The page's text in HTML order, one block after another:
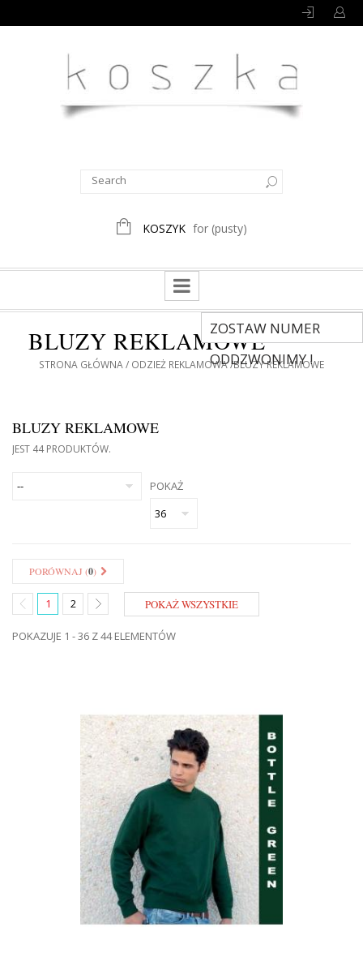
KOSZYK for (pusty)
ZOSTAW NUMER
ODDZWONIMY !
BLUZY REKLAMOWE
STRONA GŁÓWNA ODZIEŻ REKLAMOWA BLUZY REKLAMOWE
BLUZY REKLAMOWE
JEST 44 PRODUKTÓW.
POKAŻ
PORÓWNAJ (0)
POKAŻ WSZYSTKIE
1 2
POKAZUJE 1 - 36 Z 44 ELEMENTÓW